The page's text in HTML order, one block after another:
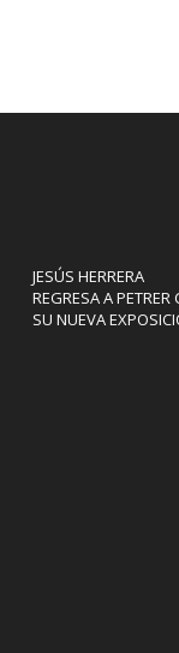
JESÚS HERRERA
REGRESA A PETRER
SU NUEVA